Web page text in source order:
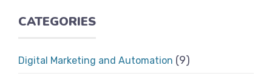
CATEGORIES
Digital Marketing and Automation (9)